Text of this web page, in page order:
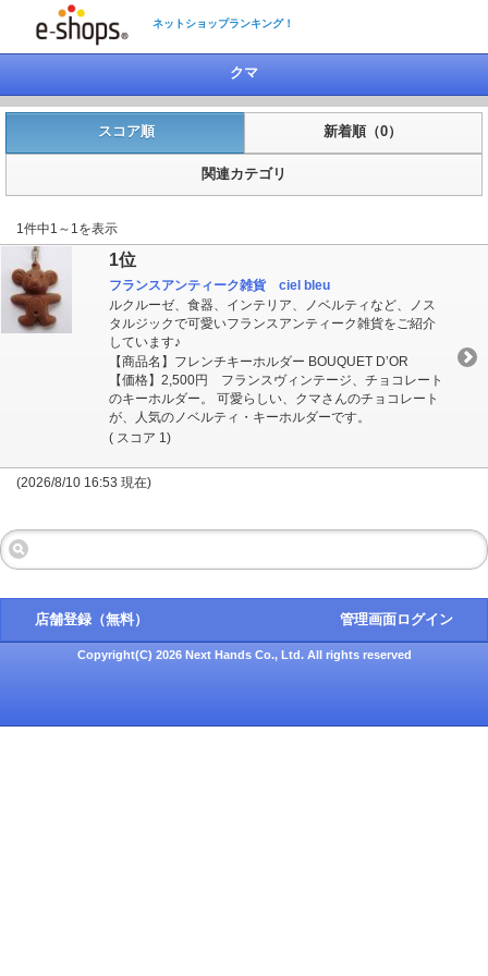
ネットショップランキング！
クマ
スコア順 新着順（0）
関連カテゴリ
1件中1～1を表示
1位
フランスアンティーク雑貨 ciel bleu
ルクルーゼ、食器、インテリア、ノベルティなど、ノス
タルジックで可愛いフランスアンティーク雑貨をご紹介
しています♪
【商品名】フレンチキーホルダー BOUQUET D’OR
【価格】2,500円 フランスヴィンテージ、チョコレート
のキーホルダー。 可愛らしい、クマさんのチョコレート
が、人気のノベルティ・キーホルダーです。
( スコア 1)
(2026/8/10 16:53 現在)
店舗登録（無料） 管理画面ログイン
Copyright(C) 2026 Next Hands Co., Ltd. All rights reserved